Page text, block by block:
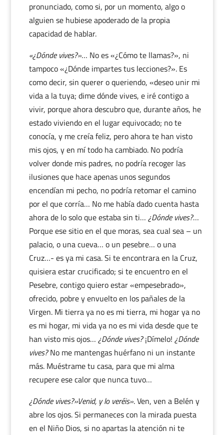
pronunciado, como si, por un momento, algo o
alguien se hubiese apoderado de la propia
capacidad de hablar.
«¿Dónde vives?»… No es «¿Cómo te llamas?», ni
tampoco «¿Dónde impartes tus lecciones?». Es
como decir, sin querer o queriendo, «deseo unir mi
vida a la tuya; dime dónde vives, e iré contigo a
vivir, porque ahora descubro que, durante años, he
estado viviendo en el lugar equivocado; no te
conocía, y me creía feliz, pero ahora te han visto
mis ojos, y en mí todo ha cambiado. No podría
volver donde mis padres, no podría recoger las
ilusiones que hace apenas unos segundos
encendían mi pecho, no podría retomar el camino
por el que corría… No me había dado cuenta hasta
ahora de lo solo que estaba sin ti… ¿Dónde vives?…
Porque ese sitio en el que moras, sea cual sea – un
palacio, o una cueva… o un pesebre… o una
Cruz…- es ya mi casa. Si te encontrara en la Cruz,
quisiera estar crucificado; si te encuentro en el
Pesebre, contigo quiero estar «empesebrado»,
ofrecido, pobre y envuelto en los pañales de la
Virgen. Mi tierra ya no es mi tierra, mi hogar ya no
es mi hogar, mi vida ya no es mi vida desde que te
han visto mis ojos… ¿Dónde vives?¡Dímelo! ¿Dónde
vives?No me mantengas huérfano ni un instante
más. Muéstrame tu casa, para que mi alma
recupere ese calor que nunca tuvo…
¿Dónde vives?»Venid, y lo veréis». Ven, ven a Belén y
abre los ojos. Si permaneces con la mirada puesta
en el Niño Dios, si no apartas la atención ni te